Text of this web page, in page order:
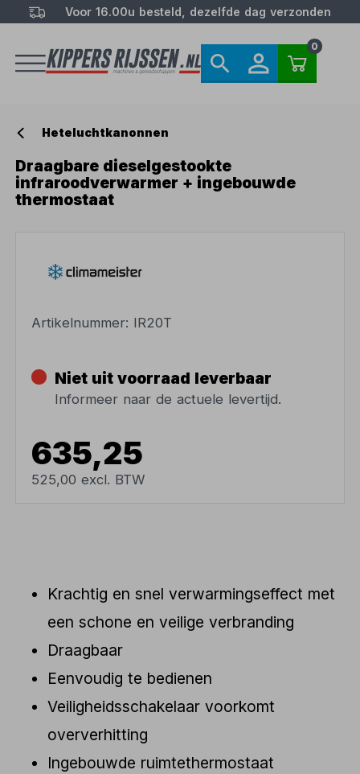
Voor 16.00u besteld, dezelfde dag verzonden
0
Heteluchtkanonnen
Draagbare dieselgestookte
infraroodverwarmer + ingebouwde
thermostaat
Artikelnummer: IR20T
Niet uit voorraad leverbaar
Informeer naar de actuele levertijd.
635,25
525,00 excl. BTW
Krachtig en snel verwarmingseffect met
een schone en veilige verbranding
Draagbaar
Eenvoudig te bedienen
Veiligheidsschakelaar voorkomt
oververhitting
Ingebouwde ruimtethermostaat